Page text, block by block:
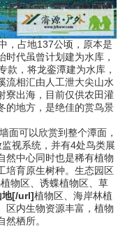
，占地137公顷，原本是
代虽曾计划建为水库，
款，将龙銮潭建为水库，
流相汇由人工泄大尖山水
寮出海，目前仅供农田灌
的地方，是绝佳的赏鸟景
可以欣赏到整个潭面，
视系统，并有4处鸟类展
然中心同时也是稀有植物
培育原生树种。生态园区
物区、诱蝶植物区、草
[/url]植物区、海岸林植
区内生物资源丰富，植物
栖所。